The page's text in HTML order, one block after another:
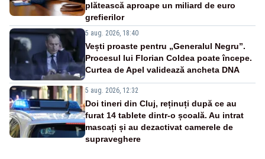
plătească aproape un miliard de euro
grefierilor
5 aug. 2026, 18:40
Vești proaste pentru „Generalul Negru”.
Procesul lui Florian Coldea poate începe.
Curtea de Apel validează ancheta DNA
5 aug. 2026, 12:32
Doi tineri din Cluj, reținuți după ce au
furat 14 tablete dintr-o școală. Au intrat
mascați și au dezactivat camerele de
supraveghere